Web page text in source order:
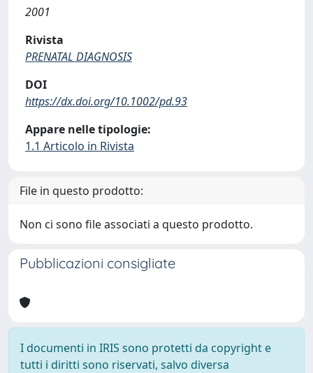
2001
Rivista
PRENATAL DIAGNOSIS
DOI
https://dx.doi.org/10.1002/pd.93
Appare nelle tipologie:
1.1 Articolo in Rivista
File in questo prodotto:
Non ci sono file associati a questo prodotto.
Pubblicazioni consigliate
I documenti in IRIS sono protetti da copyright e
tutti i diritti sono riservati, salvo diversa